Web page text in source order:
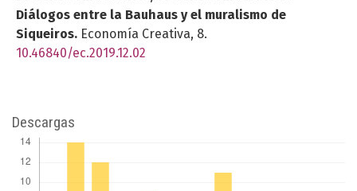
Diálogos entre la Bauhaus y el muralismo de
Siqueiros. Economía Creativa, 8.
10.46840/ec.2019.12.02
Descargas